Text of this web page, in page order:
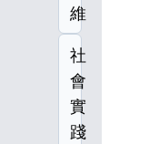
維
社
會
實
踐